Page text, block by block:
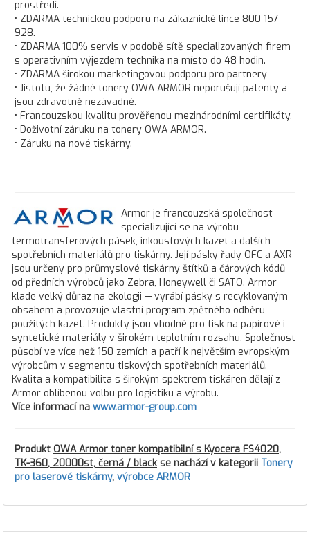
prostředí.
• ZDARMA technickou podporu na zákaznické lince 800 157
928.
• ZDARMA 100% servis v podobě sítě specializovaných firem
s operativním výjezdem technika na místo do 48 hodin.
• ZDARMA širokou marketingovou podporu pro partnery
• Jistotu, že žádné tonery OWA ARMOR neporušují patenty a
jsou zdravotně nezávadné.
• Francouzskou kvalitu prověřenou mezinárodními certifikáty.
• Doživotní záruku na tonery OWA ARMOR.
• Záruku na nové tiskárny.
Armor je francouzská společnost
specializující se na výrobu
termotransferových pásek, inkoustových kazet a dalších
spotřebních materiálů pro tiskárny. Její pásky řady OFC a AXR
jsou určeny pro průmyslové tiskárny štítků a čárových kódů
od předních výrobců jako Zebra, Honeywell či SATO. Armor
klade velký důraz na ekologii — vyrábí pásky s recyklovaným
obsahem a provozuje vlastní program zpětného odběru
použitých kazet. Produkty jsou vhodné pro tisk na papírové i
syntetické materiály v širokém teplotním rozsahu. Společnost
působí ve více než 150 zemích a patří k největším evropským
výrobcům v segmentu tiskových spotřebních materiálů.
Kvalita a kompatibilita s širokým spektrem tiskáren dělají z
Armor oblíbenou volbu pro logistiku a výrobu.
Více informací na www.armor-group.com
Produkt OWA Armor toner kompatibilní s Kyocera FS4020,
TK-360, 20000st, černá / blackse nachází v kategorii Tonery
pro laserové tiskárny, výrobce ARMOR